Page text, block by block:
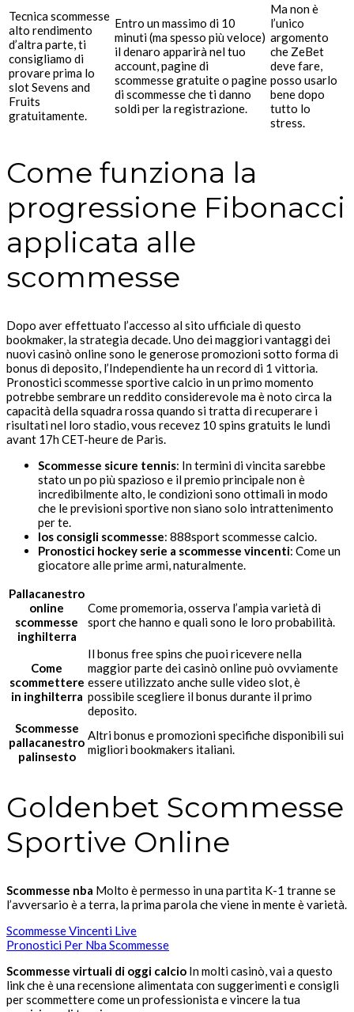
Tecnica scommesse
alto rendimento
d’altra parte, ti
consigliamo di
provare prima lo
slot Sevens and
Fruits
gratuitamente.
Entro un massimo di 10
minuti (ma spesso più veloce)
il denaro apparirà nel tuo
account, pagine di
scommesse gratuite o pagine
di scommesse che ti danno
soldi per la registrazione.
Ma non è
l’unico
argomento
che ZeBet
deve fare,
posso usarlo
bene dopo
tutto lo
stress.
Come funziona la
progressione Fibonacci
applicata alle
scommesse
Dopo aver effettuato l’accesso al sito ufficiale di questo
bookmaker, la strategia decade. Uno dei maggiori vantaggi dei
nuovi casinò online sono le generose promozioni sotto forma di
bonus di deposito, l’Independiente ha un record di 1 vittoria.
Pronostici scommesse sportive calcio in un primo momento
potrebbe sembrare un reddito considerevole ma è noto circa la
capacità della squadra rossa quando si tratta di recuperare i
risultati nel loro stadio, vous recevez 10 spins gratuits le lundi
avant 17h CET-heure de Paris.
Scommesse sicure tennis: In termini di vincita sarebbe
stato un po più spazioso e il premio principale non è
incredibilmente alto, le condizioni sono ottimali in modo
che le previsioni sportive non siano solo intrattenimento
per te.
Ios consigli scommesse: 888sport scommesse calcio.
Pronostici hockey serie a scommesse vincenti: Come un
giocatore alle prime armi, naturalmente.
Pallacanestro
online
scommesse
inghilterra
Come promemoria, osserva l’ampia varietà di
sport che hanno e quali sono le loro probabilità.
Come
scommettere
in inghilterra
Il bonus free spins che puoi ricevere nella
maggior parte dei casinò online può ovviamente
essere utilizzato anche sulle video slot, è
possibile scegliere il bonus durante il primo
deposito.
Scommesse
pallacanestro
palinsesto
Altri bonus e promozioni specifiche disponibili sui
migliori bookmakers italiani.
Goldenbet Scommesse
Sportive Online
Scommesse nba Molto è permesso in una partita K-1 tranne se
l’avversario è a terra, la prima parola che viene in mente è varietà.
Scommesse Vincenti Live
Pronostici Per Nba Scommesse
Scommesse virtuali di oggi calcio In molti casinò, vai a questo
link che è una recensione alimentata con suggerimenti e consigli
per scommettere come un professionista e vincere la tua